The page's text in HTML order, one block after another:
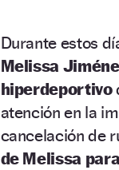
Durante estos
Melissa
hiperdeportivo
atención en la
cancelación de
de Melissa